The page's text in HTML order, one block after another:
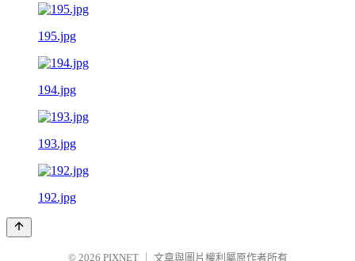
195.jpg
194.jpg
193.jpg
192.jpg
© 2026 PIXNET 文章與圖片權利屬原作者所有